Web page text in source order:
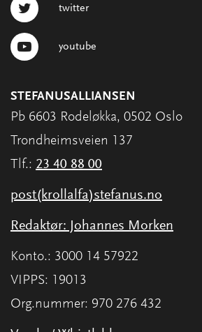
twitter
youtube
STEFANUSALLIANSEN
Pb 6603 Rodeløkka, 0502 Oslo
Trondheimsveien 137
Tlf.: 23 40 88 00
post(krollalfa)stefanus.no
Redaktør: Johannes Morken
Konto.: 3000 14 57922
VIPPS: 19013
Org.nummer: 970 276 432